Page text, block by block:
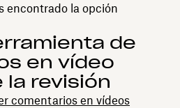
encontrado la opción
de
en vídeo
la revisión
comentarios en vídeos